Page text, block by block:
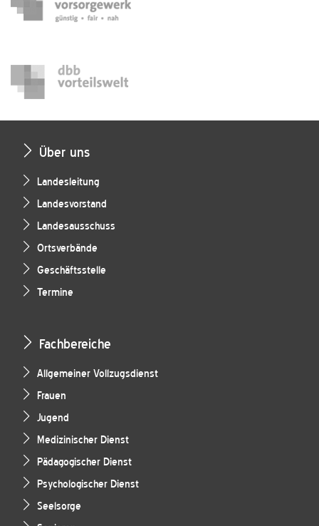
Über uns
Landesleitung
Landesvorstand
Landesausschuss
Ortsverbände
Geschäftsstelle
Termine
Fachbereiche
Allgemeiner Vollzugsdienst
Frauen
Jugend
Medizinischer Dienst
Pädagogischer Dienst
Psychologischer Dienst
Seelsorge